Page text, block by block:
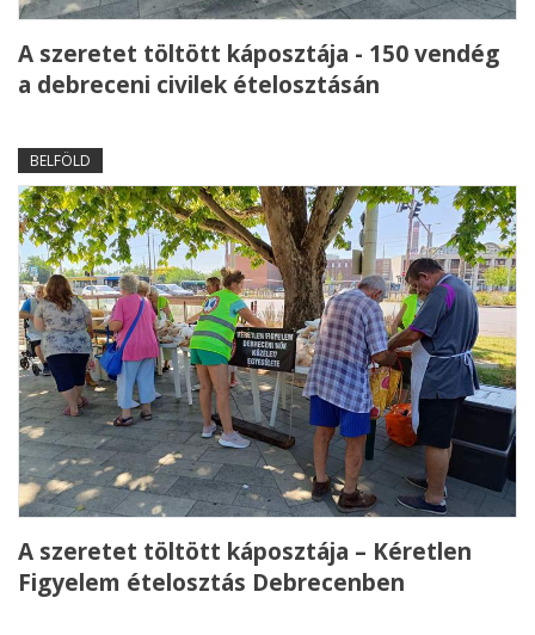
A szeretet töltött káposztája - 150 vendég
a debreceni civilek ételosztásán
BELFÖLD
A szeretet töltött káposztája – Kéretlen
Figyelem ételosztás Debrecenben